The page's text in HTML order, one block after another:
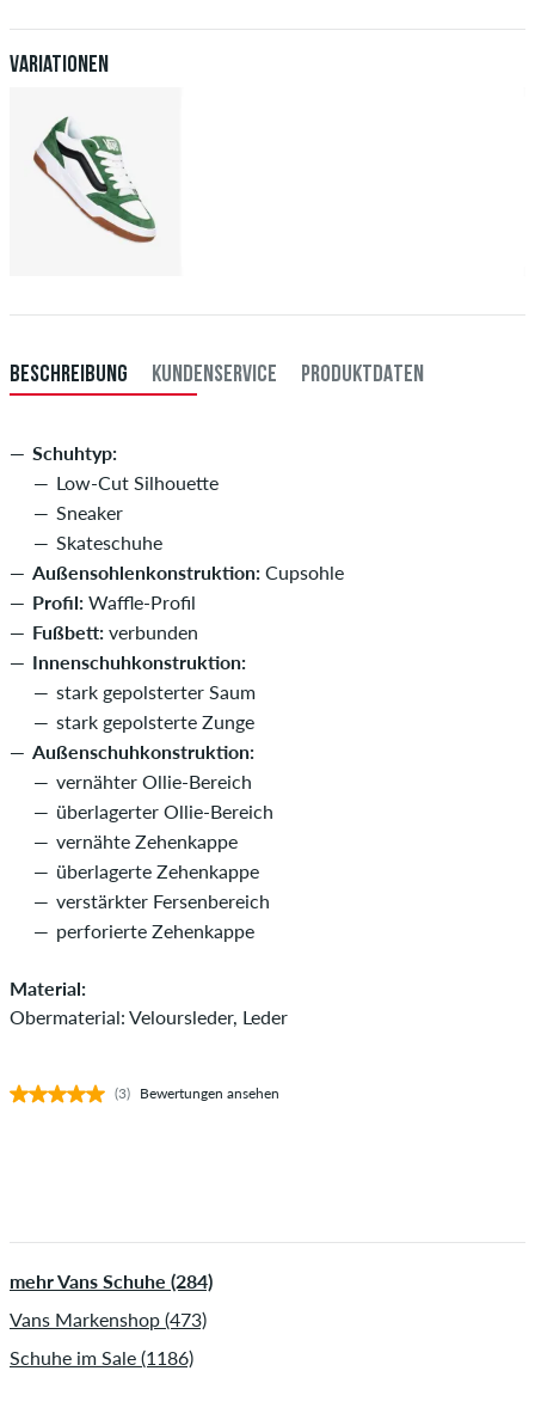
Variationen
BESCHREIBUNG KUNDENSERVICE PRODUKTDATEN
Schuhtyp:
Low-Cut Silhouette
Sneaker
Skateschuhe
Außensohlenkonstruktion: Cupsohle
Profil: Waffle-Profil
Fußbett: verbunden
Innenschuhkonstruktion:
stark gepolsterter Saum
stark gepolsterte Zunge
Außenschuhkonstruktion:
vernähter Ollie-Bereich
überlagerter Ollie-Bereich
vernähte Zehenkappe
überlagerte Zehenkappe
verstärkter Fersenbereich
perforierte Zehenkappe
Material:
Obermaterial: Veloursleder, Leder
(3) Bewertungen ansehen
mehr Vans Schuhe (284)
Vans Markenshop (473)
Schuhe im Sale (1186)